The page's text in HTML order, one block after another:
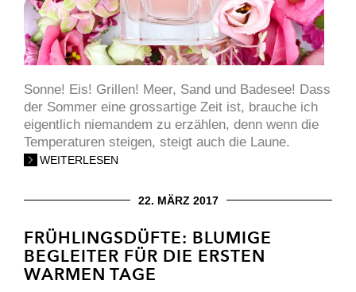
Sonne! Eis! Grillen! Meer, Sand und Badesee! Dass
der Sommer eine grossartige Zeit ist, brauche ich
eigentlich niemandem zu erzählen, denn wenn die
Temperaturen steigen, steigt auch die Laune.
WEITERLESEN
22. MÄRZ 2017
FRÜHLINGSDÜFTE: BLUMIGE
BEGLEITER FÜR DIE ERSTEN
WARMEN TAGE